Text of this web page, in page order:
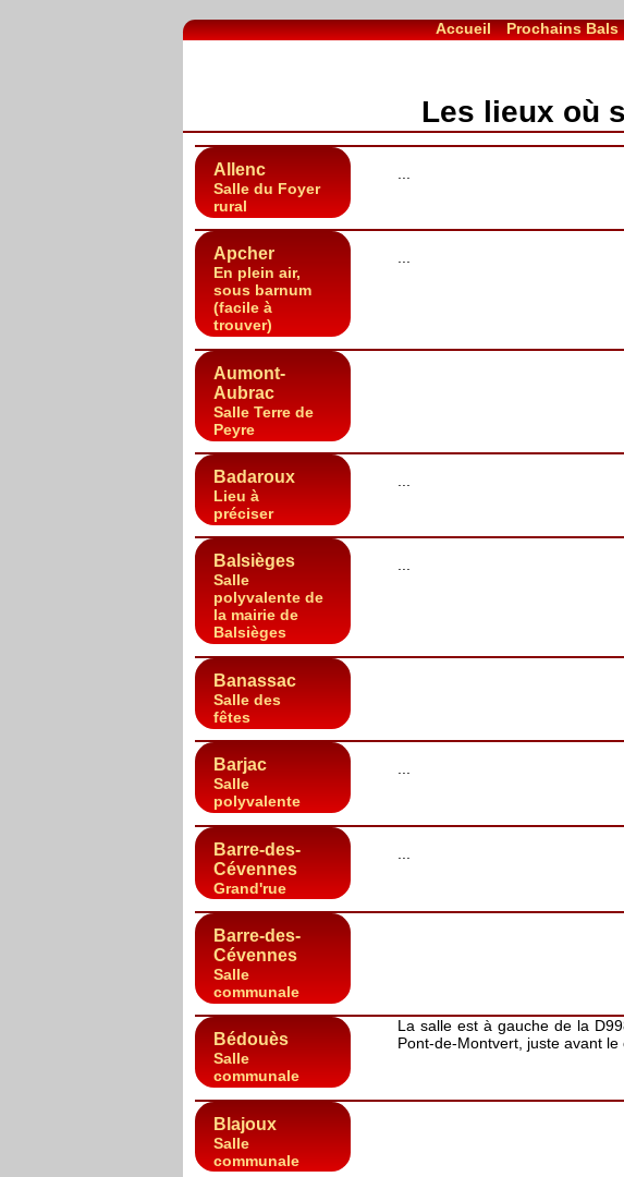
Accueil Prochains Bals
Les lieux où
Allenc
Salle du Foyer
rural
Apcher
En plein air,
sous barnum
(facile à
trouver)
...
Aumont-
Aubrac
Salle Terre de
Peyre
Badaroux
Lieu à
préciser
Balsièges
Salle
polyvalente de
la mairie de
Balsièges
...
Banassac
Salle des
fêtes
Barjac
Salle
polyvalente
Barre-des-
Cévennes
Grand'rue
Barre-des-
Cévennes
Salle
communale
Bédouès
Salle
communale
La salle est à gauche de la
Pont-de-Montvert, juste avant le
Blajoux
Salle
communale